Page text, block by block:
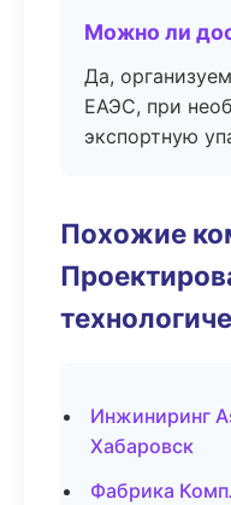
Можно ли
Да,
ЕАЭС, при
экспортную
Похожие
Инжиниринг
Хабаровск
Фабрика